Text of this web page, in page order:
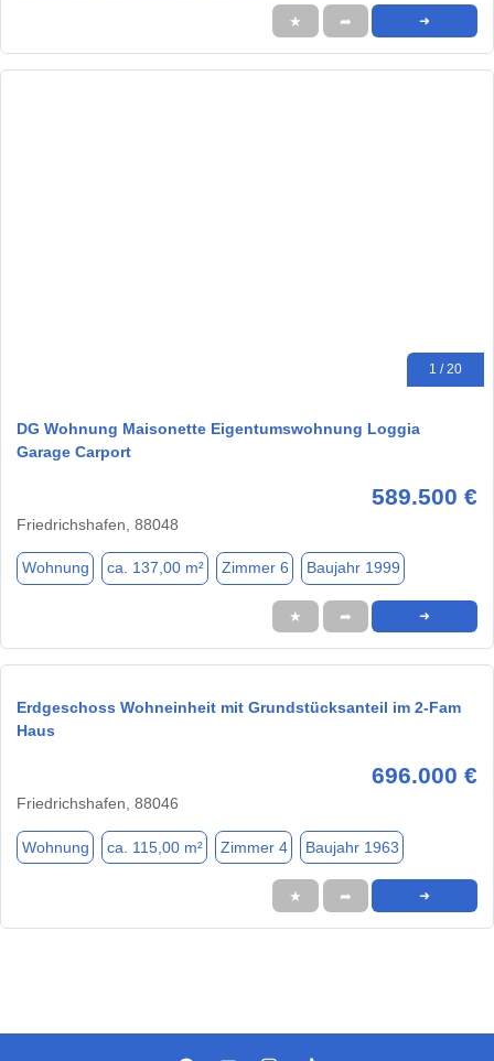
★ ➦ ➜
1 / 20
DG Wohnung Maisonette Eigentumswohnung Loggia
Garage Carport
589.500 €
Friedrichshafen, 88048
Wohnung ca. 137,00 m² Zimmer 6 Baujahr 1999
★ ➦ ➜
Erdgeschoss Wohneinheit mit Grundstücksanteil im 2-Fam
Haus
696.000 €
Friedrichshafen, 88046
Wohnung ca. 115,00 m² Zimmer 4 Baujahr 1963
★ ➦ ➜